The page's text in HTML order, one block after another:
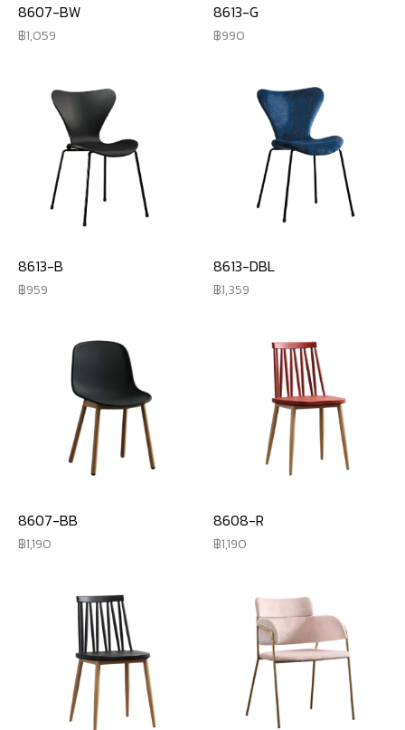
8607-BW
1,059
8613-G
990
8613-B
959
8613-DBL
1,359
8607-BB
1,190
8608-R
1,190